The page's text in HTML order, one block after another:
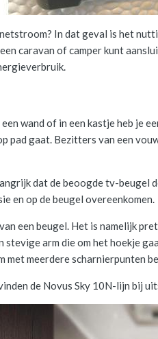
In dat geval is het
caravan of camper kunt
wand of in een kastje heb je
pad gaat. Bezitters van een
dat de beoogde tv-beugel
en op de beugel overeenkomen.
een beugel. Het is namelijk
stevige arm die om het hoekje
met meerdere scharnierpunten
de Novus Sky 10N-lijn bij